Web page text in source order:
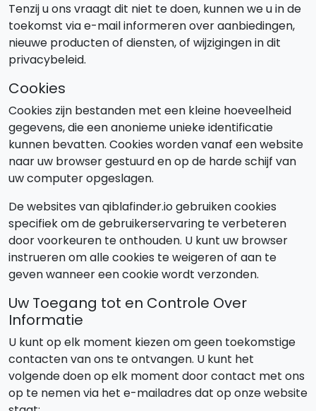
Tenzij u ons vraagt dit niet te doen, kunnen we u in de
toekomst via e-mail informeren over aanbiedingen,
nieuwe producten of diensten, of wijzigingen in dit
privacybeleid.
Cookies
Cookies zijn bestanden met een kleine hoeveelheid
gegevens, die een anonieme unieke identificatie
kunnen bevatten. Cookies worden vanaf een website
naar uw browser gestuurd en op de harde schijf van
uw computer opgeslagen.
De websites van qiblafinder.io gebruiken cookies
specifiek om de gebruikerservaring te verbeteren
door voorkeuren te onthouden. U kunt uw browser
instrueren om alle cookies te weigeren of aan te
geven wanneer een cookie wordt verzonden.
Uw Toegang tot en Controle Over
Informatie
U kunt op elk moment kiezen om geen toekomstige
contacten van ons te ontvangen. U kunt het
volgende doen op elk moment door contact met ons
op te nemen via het e-mailadres dat op onze website